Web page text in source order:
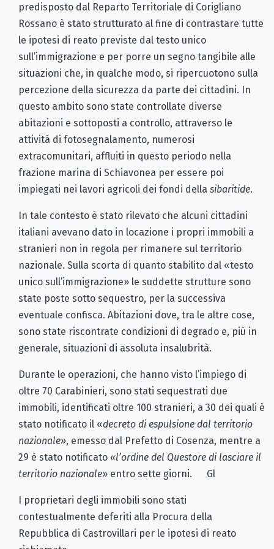
predisposto dal Reparto Territoriale di Corigliano
Rossano è stato strutturato al fine di contrastare tutte
le ipotesi di reato previste dal testo unico
sull’immigrazione e per porre un segno tangibile alle
situazioni che, in qualche modo, si ripercuotono sulla
percezione della sicurezza da parte dei cittadini. In
questo ambito sono state controllate diverse
abitazioni e sottoposti a controllo, attraverso le
attività di fotosegnalamento, numerosi
extracomunitari, affluiti in questo periodo nella
frazione marina di Schiavonea per essere poi
impiegati nei lavori agricoli dei fondi della sibaritide.
In tale contesto è stato rilevato che alcuni cittadini
italiani avevano dato in locazione i propri immobili a
stranieri non in regola per rimanere sul territorio
nazionale. Sulla scorta di quanto stabilito dal «testo
unico sull’immigrazione» le suddette strutture sono
state poste sotto sequestro, per la successiva
eventuale confisca. Abitazioni dove, tra le altre cose,
sono state riscontrate condizioni di degrado e, più in
generale, situazioni di assoluta insalubrità.
Durante le operazioni, che hanno visto l’impiego di
oltre 70 Carabinieri, sono stati sequestrati due
immobili, identificati oltre 100 stranieri, a 30 dei quali è
stato notificato il «decreto di espulsione dal territorio
nazionale», emesso dal Prefetto di Cosenza, mentre a
29 è stato notificato «l’ordine del Questore di lasciare il
territorio nazionale» entro sette giorni. Gl
I proprietari degli immobili sono stati
contestualmente deferiti alla Procura della
Repubblica di Castrovillari per le ipotesi di reato